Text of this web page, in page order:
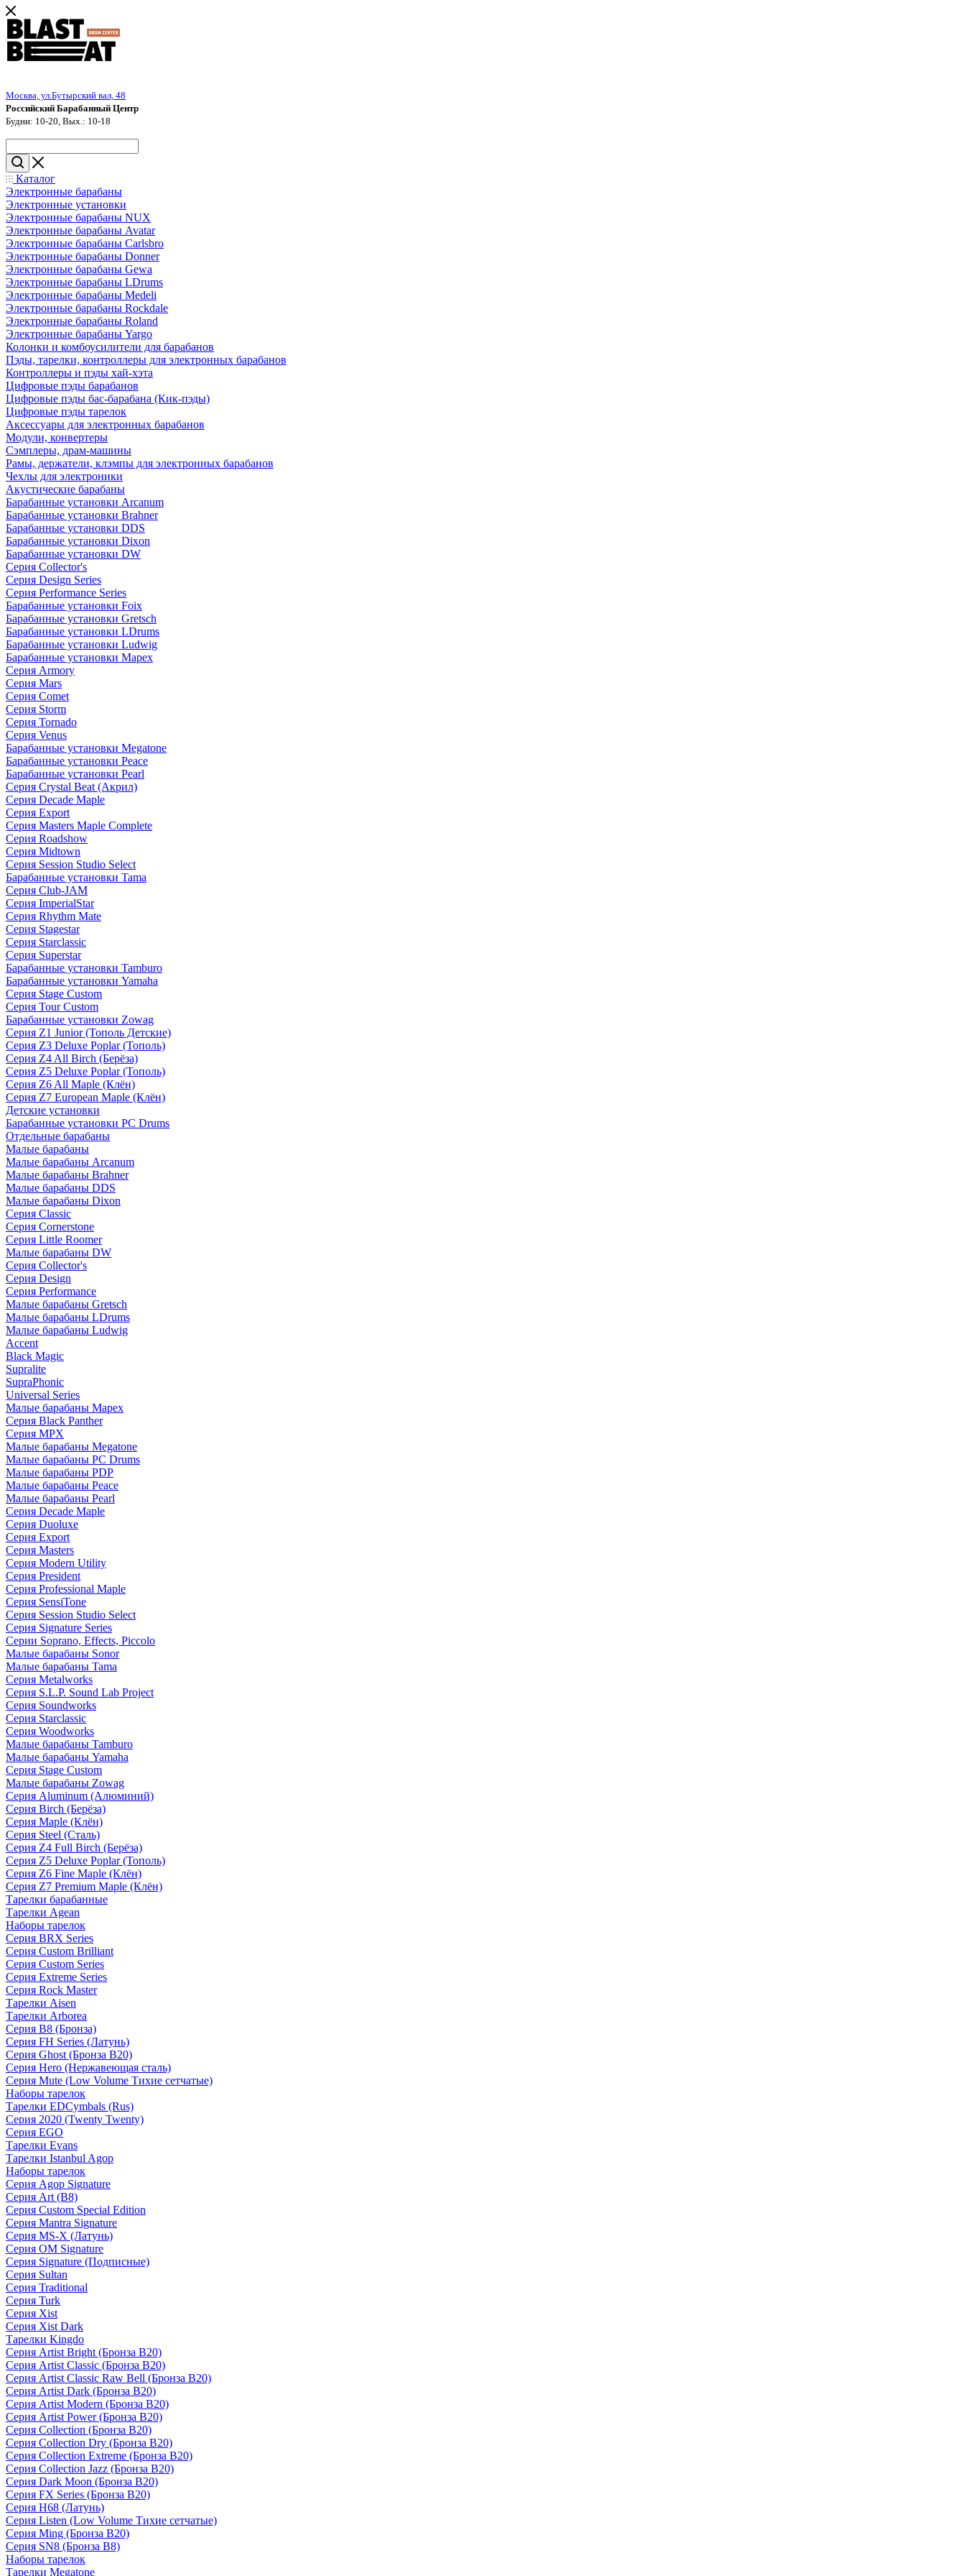
Москва, ул.Бутырский вал, 48
Российский Барабанный Центр
Будни: 10-20, Вых.: 10-18
Каталог
Электронные барабаны
Электронные установки
Электронные барабаны NUX
Электронные барабаны Avatar
Электронные барабаны Carlsbro
Электронные барабаны Donner
Электронные барабаны Gewa
Электронные барабаны LDrums
Электронные барабаны Medeli
Электронные барабаны Rockdale
Электронные барабаны Roland
Электронные барабаны Yargo
Колонки и комбоусилители для барабанов
Пэды, тарелки, контроллеры для электронных барабанов
Контроллеры и пэды хай-хэта
Цифровые пэды барабанов
Цифровые пэды бас-барабана (Кик-пэды)
Цифровые пэды тарелок
Аксессуары для электронных барабанов
Модули, конвертеры
Сэмплеры, драм-машины
Рамы, держатели, клэмпы для электронных барабанов
Чехлы для электроники
Акустические барабаны
Барабанные установки Arcanum
Барабанные установки Brahner
Барабанные установки DDS
Барабанные установки Dixon
Барабанные установки DW
Серия Collector's
Серия Design Series
Серия Performance Series
Барабанные установки Foix
Барабанные установки Gretsch
Барабанные установки LDrums
Барабанные установки Ludwig
Барабанные установки Mapex
Серия Armory
Серия Mars
Серия Comet
Серия Storm
Серия Tornado
Серия Venus
Барабанные установки Megatone
Барабанные установки Peace
Барабанные установки Pearl
Серия Crystal Beat (Акрил)
Серия Decade Maple
Серия Export
Серия Masters Maple Complete
Серия Roadshow
Серия Midtown
Серия Session Studio Select
Барабанные установки Tama
Серия Club-JAM
Серия ImperialStar
Серия Rhythm Mate
Серия Stagestar
Серия Starclassic
Серия Superstar
Барабанные установки Tamburo
Барабанные установки Yamaha
Серия Stage Custom
Серия Tour Custom
Барабанные установки Zowag
Серия Z1 Junior (Тополь Детские)
Серия Z3 Deluxe Poplar (Тополь)
Серия Z4 All Birch (Берёза)
Серия Z5 Deluxe Poplar (Тополь)
Серия Z6 All Maple (Клён)
Серия Z7 European Maple (Клён)
Детские установки
Барабанные установки PC Drums
Отдельные барабаны
Малые барабаны
Малые барабаны Arcanum
Малые барабаны Brahner
Малые барабаны DDS
Малые барабаны Dixon
Серия Classic
Серия Cornerstone
Серия Little Roomer
Малые барабаны DW
Серия Collector's
Серия Design
Серия Performance
Малые барабаны Gretsch
Малые барабаны LDrums
Малые барабаны Ludwig
Accent
Black Magic
Supralite
SupraPhonic
Universal Series
Малые барабаны Mapex
Серия Black Panther
Серия MPX
Малые барабаны Megatone
Малые барабаны PC Drums
Малые барабаны PDP
Малые барабаны Peace
Малые барабаны Pearl
Серия Decade Maple
Серия Duoluxe
Серия Export
Серия Masters
Серия Modern Utility
Серия President
Серия Professional Maple
Серия SensiTone
Серия Session Studio Select
Серия Signature Series
Серии Soprano, Effects, Piccolo
Малые барабаны Sonor
Малые барабаны Tama
Серия Metalworks
Серия S.L.P. Sound Lab Project
Серия Soundworks
Серия Starclassic
Серия Woodworks
Малые барабаны Tamburo
Малые барабаны Yamaha
Серия Stage Custom
Малые барабаны Zowag
Серия Aluminum (Алюминий)
Серия Birch (Берёза)
Серия Maple (Клён)
Серия Steel (Сталь)
Серия Z4 Full Birch (Берёза)
Серия Z5 Deluxe Poplar (Тополь)
Серия Z6 Fine Maple (Клён)
Серия Z7 Premium Maple (Клён)
Тарелки барабанные
Тарелки Agean
Наборы тарелок
Серия BRX Series
Серия Custom Brilliant
Серия Custom Series
Серия Extreme Series
Серия Rock Master
Тарелки Aisen
Тарелки Arborea
Серия B8 (Бронза)
Серия FH Series (Латунь)
Серия Ghost (Бронза B20)
Серия Hero (Нержавеющая сталь)
Серия Mute (Low Volume Тихие сетчатые)
Наборы тарелок
Тарелки EDCymbals (Rus)
Серия 2020 (Twenty Twenty)
Серия EGO
Тарелки Evans
Тарелки Istanbul Agop
Наборы тарелок
Серия Agop Signature
Серия Art (B8)
Серия Custom Special Edition
Серия Mantra Signature
Серия MS-X (Латунь)
Серия OM Signature
Серия Signature (Подписные)
Серия Sultan
Серия Traditional
Серия Turk
Серия Xist
Серия Xist Dark
Тарелки Kingdo
Серия Artist Bright (Бронза B20)
Серия Artist Classic (Бронза B20)
Серия Artist Classic Raw Bell (Бронза B20)
Серия Artist Dark (Бронза B20)
Серия Artist Modern (Бронза B20)
Серия Artist Power (Бронза B20)
Серия Collection (Бронза B20)
Серия Collection Dry (Бронза B20)
Серия Collection Extreme (Бронза B20)
Серия Collection Jazz (Бронза B20)
Серия Dark Moon (Бронза B20)
Серия FX Series (Бронза B20)
Серия H68 (Латунь)
Серия Listen (Low Volume Тихие сетчатые)
Серия Ming (Бронза B20)
Серия SN8 (Бронза B8)
Наборы тарелок
Тарелки Megatone